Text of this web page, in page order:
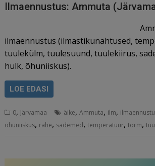
Ilmaennustus: Ammuta
ilmaennustus (ilmastikunähtused,
tuulekülm, tuulesuund, tuulekiirus,
hulk, õhuniiskus).
LOE EDASI
0, Järvamaa äike,Ammuta, ilm,
õhuniiskus, rahe, sademed,temperatuur,torm,